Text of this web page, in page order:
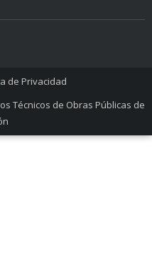
de Privacidad
Técnicos de Obras Públicas de